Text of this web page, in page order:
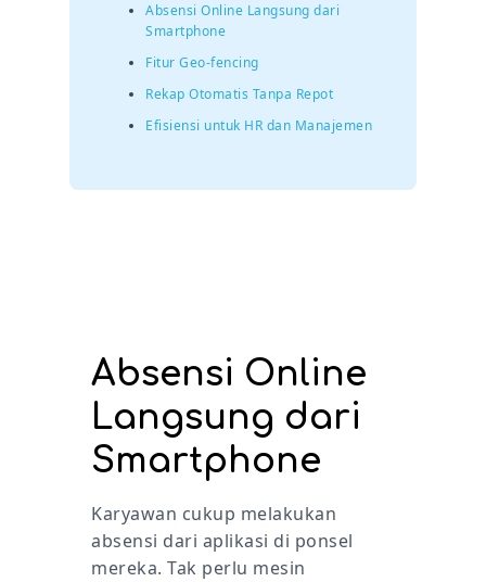
Absensi Online Langsung dari
Smartphone
Fitur Geo-fencing
Rekap Otomatis Tanpa Repot
Efisiensi untuk HR dan Manajemen
Absensi Online
Langsung dari
Smartphone
Karyawan cukup melakukan
absensi dari aplikasi di ponsel
mereka. Tak perlu mesin